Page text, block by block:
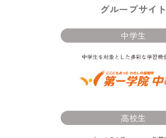
グループサイト
中学生
高校生